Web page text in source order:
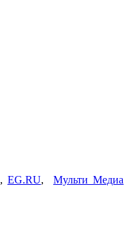
, EG.RU,Мульти Медиа